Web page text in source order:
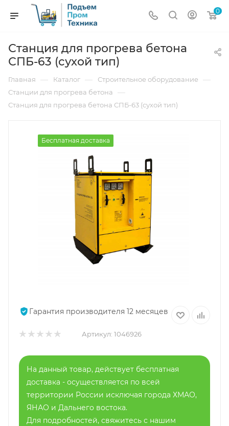
0
Станция для прогрева бетона
СПБ-63 (сухой тип)
Главная — Каталог — Строительное оборудование —
Станции для прогрева бетона —
Станция для прогрева бетона СПБ-63 (сухой тип)
Бесплатная доставка
Гарантия производителя 12 месяцев
Артикул: 1046926
На данный товар, действует бесплатная
доставка - осуществляется по всей
территории России исключая города ХМАО,
ЯНАО и Дальнего востока.
Для подробностей, свяжитесь с нашим